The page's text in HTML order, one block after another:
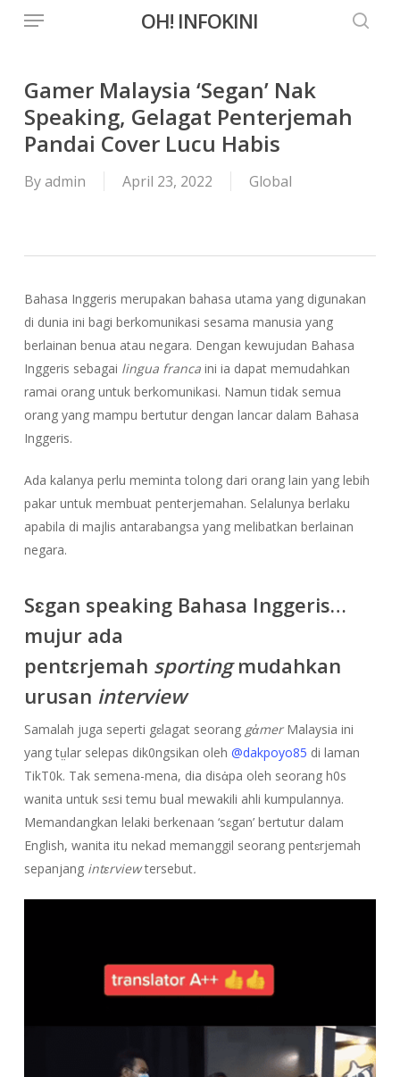
content
OH! INFOKINI
Menu
Gamer Malaysia ‘Segan’ Nak
Speaking, Gelagat Penterjemah
Pandai Cover Lucu Habis
Byadmin April 23, 2022 Global
Bahasa Inggeris merupakan bahasa utama yang digunakan
di dunia ini bagi berkomunikasi sesama manusia yang
berlainan benua atau negara. Dengan kewujudan Bahasa
Inggeris sebagai lingua francaini ia dapat memudahkan
ramai orang untuk berkomunikasi. Namun tidak semua
orang yang mampu bertutur dengan lancar dalam Bahasa
Inggeris.
Ada kalanya perlu meminta tolong dari orang lain yang lebih
pakar untuk membuat penterjemahan. Selalunya berlaku
apabila di majlis antarabangsa yang melibatkan berlainan
negara.
Sɛgan speaking Bahasa Inggeris…
mujur ada
pentɛrjemah sportingmudahkan
urusan interview
Samalah juga seperti gɛlagat seorang gἀmerMalaysia ini
yang tṳlar selepas dik0ngsikan oleh @dakpoyo85 di laman
TikT0k. Tak semena-mena, dia disἀpa oleh seorang h0s
wanita untuk sɛsi temu bual mewakili ahli kumpulannya.
Memandangkan lelaki berkenaan ‘sɛgan’ bertutur dalam
English, wanita itu nekad memanggil seorang pentɛrjemah
sepanjang intɛrviewtersebut.